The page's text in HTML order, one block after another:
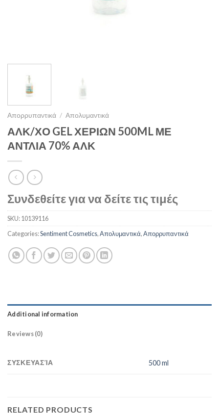
Απορρυπαντικά / Απολυμαντικά
ΑΛΚ/ΧΟ GEL ΧΕΡΙΩΝ 500ML ΜΕ
ΑΝΤΛΙΑ 70% ΑΛΚ
Συνδεθείτε για να δείτε τις τιμές
SKU:10139116
Categories:Sentiment Cosmetics,Απολυμαντικά,Απορρυπαντικά
Additional information
Reviews (0)
ΣΥΣΚΕΥΑΣΊΑ 500 ml
RELATED PRODUCTS